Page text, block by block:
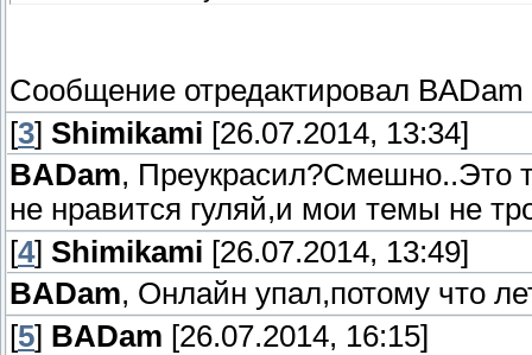
Сообщение отредактировал BADam
[3] Shimikami [26.07.2014, 13:34]
BADam, Преукрасил?Смешно..Это
не нравится гуляй,и мои темы не
[4] Shimikami [26.07.2014, 13:49]
BADam, Онлайн упал,потому что
[5] BADam [26.07.2014, 16:15]